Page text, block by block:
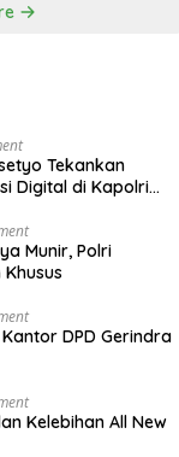
Tekankan
Digital di Kapolri
Munir, Polri
DPD Gerindra
Kelebihan All New